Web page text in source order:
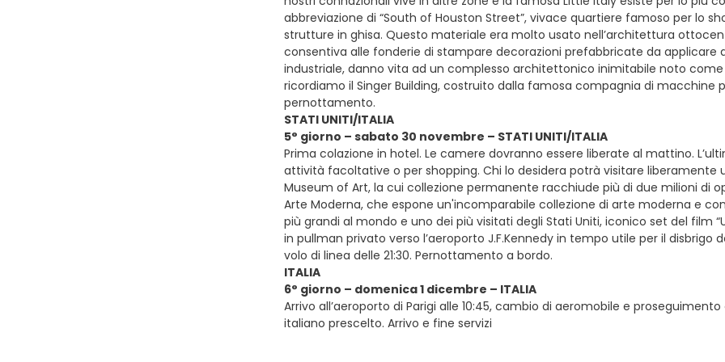
abbreviazione di “South of Houston Street”, vivace quartiere famoso per lo
strutture in ghisa. Questo materiale era molto usato nell’architettura
consentiva alle fonderie di stampare decorazioni prefabbricate da
industriale, danno vita ad un complesso architettonico inimitabile noto come
ricordiamo il Singer Building, costruito dalla famosa compagnia di macchine
pernottamento.
STATI UNITI/ITALIA
5° giorno – sabato 30 novembre – STATI UNITI/ITALIA
Prima colazione in hotel. Le camere dovranno essere liberate al mattino.
attività facoltative o per shopping. Chi lo desidera potrà visitare
Museum of Art, la cui collezione permanente racchiude più di due milioni di
Arte Moderna, che espone un'incomparabile collezione di arte moderna e
più grandi al mondo e uno dei più visitati degli Stati Uniti, iconico set del film
in pullman privato verso l’aeroporto J.F.Kennedy in tempo utile per il disbrigo
volo di linea delle 21:30. Pernottamento a bordo.
ITALIA
6° giorno – domenica 1 dicembre – ITALIA
Arrivo all’aeroporto di Parigi alle 10:45, cambio di aeromobile e
italiano prescelto. Arrivo e fine servizi